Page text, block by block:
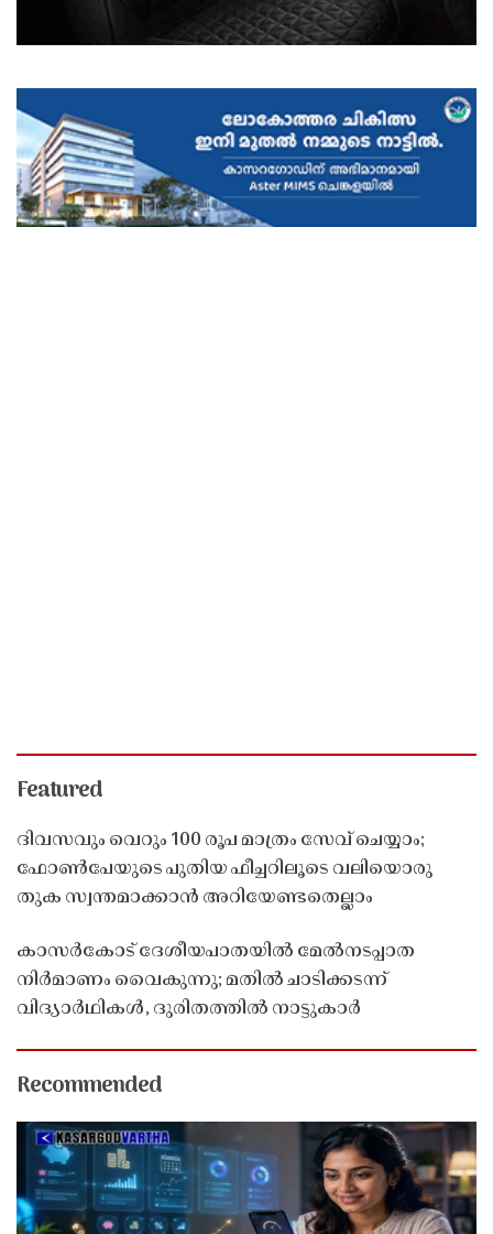
Featured
ദിവസവും വെറും 100 രൂപ മാത്രം സേവ് ചെയ്യാം;
ഫോൺപേയുടെ പുതിയ ഫീച്ചറിലൂടെ വലിയൊരു
തുക സ്വന്തമാക്കാൻ അറിയേണ്ടതെല്ലാം
കാസർകോട് ദേശീയപാതയിൽ മേൽനടപ്പാത
നിർമാണം വൈകുന്നു; മതിൽ ചാടിക്കടന്ന്
വിദ്യാർഥികൾ, ദുരിതത്തിൽ നാട്ടുകാർ
Recommended